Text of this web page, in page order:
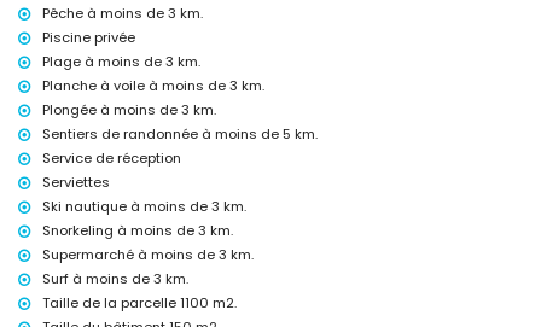
Divertissements et activités de loisirs pour vos vacances à Jávea,
Costa Blanca
cinéma, théâtre, discothèque, bar, promenade (El Arenal et Jávea) (à
moins de 5 kilomètres de la maison)
Sites et culture à Jávea, Costa Blanca
musée (Pueblo Histórico, Jávea), église (San Bartolomé, Jávea), ruine
(Pueblo Histórico, Jávea), monument (Pueblo Histórico, Jávea),
(Pueblo Histórico et Jávea) (à moins de 5 kilomètres de
l'hébergement)
château (Portal de la Vila et Dénia) (à moins de 25 kilomètres de
l'hébergement)
Sports
Pêche à moins de 3 km.
Piscine privée
Plage à moins de 3 km.
Planche à voile à moins de 3 km.
Plongée à moins de 3 km.
Sentiers de randonnée à moins de 5 km.
Service de réception
Serviettes
Ski nautique à moins de 3 km.
Snorkeling à moins de 3 km.
Supermarché à moins de 3 km.
Surf à moins de 3 km.
Taille de la parcelle 1100 m2.